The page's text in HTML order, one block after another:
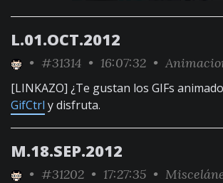
L.01.OCT.2012
• #31314 • 16:07:32 •
[LINKAZO] ¿Te gustan los GIFs
GifCtrl y disfruta.
M.18.SEP.2012
• #31202 • 17:27:35 •